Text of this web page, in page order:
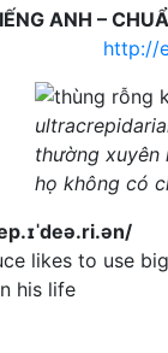
ANH –
http://
thường xuyên
họ không có
likes to use
his life